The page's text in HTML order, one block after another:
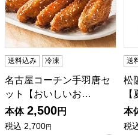
送料込み 冷凍
名古屋コーチン手羽唐セ
ット【おいしいお…
本体 2,500円
税込 2,700円
送
松
本
税